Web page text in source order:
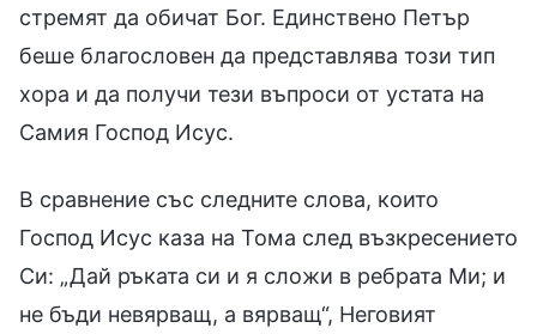
стремят да обичат Бог. Единствено Петър
беше благословен да представлява този тип
хора и да получи тези въпроси от устата на
Самия Господ Исус.
В сравнение със следните слова, които
Господ Исус каза на Тома след възкресението
Си: „Дай ръката си и я сложи в ребрата Ми; и
не бъди невярващ, а вярващ“, Неговият